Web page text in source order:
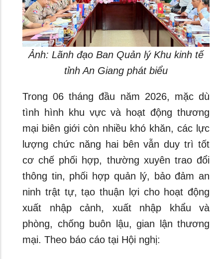
Ảnh: Lãnh đạo Ban Quản lý Khu kinh tế
tỉnh An Giang phát biểu
Trong 06 tháng đầu năm 2026, mặc dù
tình hình khu vực và hoạt động thương
mại biên giới còn nhiều khó khăn, các lực
lượng chức năng hai bên vẫn duy trì tốt
cơ chế phối hợp, thường xuyên trao đổi
thông tin, phối hợp quản lý, bảo đảm an
ninh trật tự, tạo thuận lợi cho hoạt động
xuất nhập cảnh, xuất nhập khẩu và
phòng, chống buôn lậu, gian lận thương
mại. Theo báo cáo tại Hội nghị: